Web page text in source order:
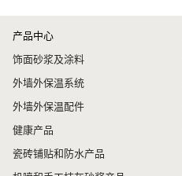
产品中心
饰面砂浆及涂料
外墙外保温系统
外墙外保温配件
健康产品
瓷砖铺贴和防水产品